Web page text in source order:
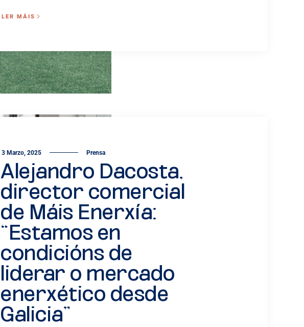
LER MÁIS
3 Marzo, 2025 Prensa
Alejandro Dacosta,
director comercial
de Máis Enerxía:
“Estamos en
condicións de
liderar o mercado
enerxético desde
Galicia”